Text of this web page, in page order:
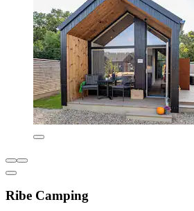
Ribe Camping